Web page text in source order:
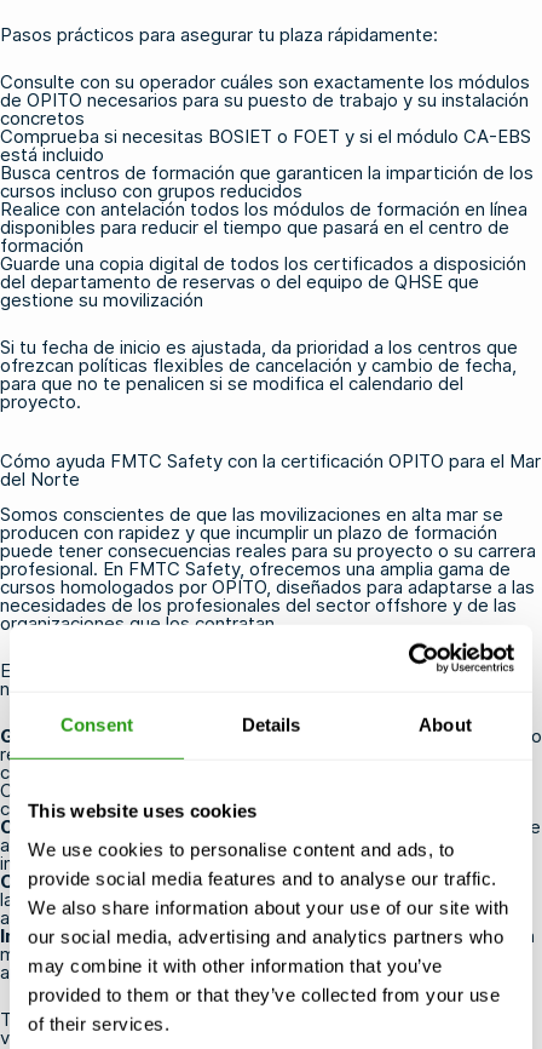
Consent Details About
This website uses cookies
We use cookies to personalise content and ads, to
provide social media features and to analyse our traffic.
We also share information about your use of our site with
our social media, advertising and analytics partners who
may combine it with other information that you’ve
provided to them or that they’ve collected from your use
of their services.
Pasos prácticos para asegurar tu plaza rápidamente:
Consulte con su operador cuáles son exactamente los módulos
de OPITO necesarios para su puesto de trabajo y su instalación
concretos
Comprueba si necesitas BOSIET o FOET y si el módulo CA-EBS
está incluido
Busca centros de formación que garanticen la impartición de los
cursos incluso con grupos reducidos
Realice con antelación todos los módulos de formación en línea
disponibles para reducir el tiempo que pasará en el centro de
formación
Guarde una copia digital de todos los certificados a disposición
del departamento de reservas o del equipo de QHSE que
gestione su movilización
Si tu fecha de inicio es ajustada, da prioridad a los centros que
ofrezcan políticas flexibles de cancelación y cambio de fecha,
para que no te penalicen si se modifica el calendario del
proyecto.
Cómo ayuda FMTC Safety con la certificación OPITO para el Mar
del Norte
Somos conscientes de que las movilizaciones en alta mar se
producen con rapidez y que incumplir un plazo de formación
puede tener consecuencias reales para su proyecto o su carrera
profesional. En FMTC Safety, ofrecemos una amplia gama de
cursos homologados por OPITO, diseñados para adaptarse a las
necesidades de los profesionales del sector offshore y de las
organizaciones que los contratan.
Esto es lo que nos convierte en la opción más práctica para tus
necesidades relacionadas con OPITO:
Garantizamos la celebración del curso incluso con un número
reducido de participantes, por lo que tu formación nunca se
cancelará en el último momento
Condiciones
coste alguno hasta 24 horas antes del inicio del curso
Centros de formación estratégicamente situados cerca de
aeropuertos, puertos y los principales centros industriales,
incluida nuestra sede en los Países Bajos
Opciones de aprendizaje en línea de OPITOpara completar
la preparación previa al curso de manera eficiente antes de
asistir presencialmente
Instructores conamplia experienciay un historial real en alta
mar, lo que hace que la formación sea práctica y directamente
aplicable
Tanto si necesitas realizar el curso
vezcon CA-EBScomo si necesitas renovarlo a través de